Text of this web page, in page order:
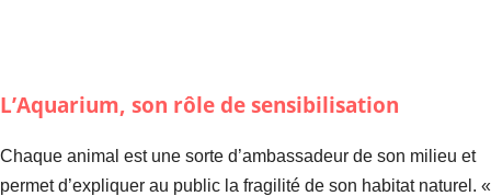
L’Aquarium, son rôle de sensibilisation
Chaque animal est une sorte d’ambassadeur de son milieu et
permet d’expliquer au public la fragilité de son habitat naturel. «